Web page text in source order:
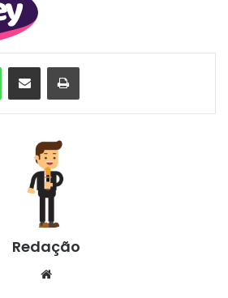
WhatsApp
Compartilhar via e-mail Imprimir
Redação